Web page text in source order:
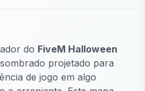
do FiveM Halloween
projetado para
de jogo em algo